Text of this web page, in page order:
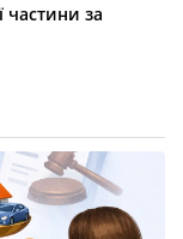
частини за